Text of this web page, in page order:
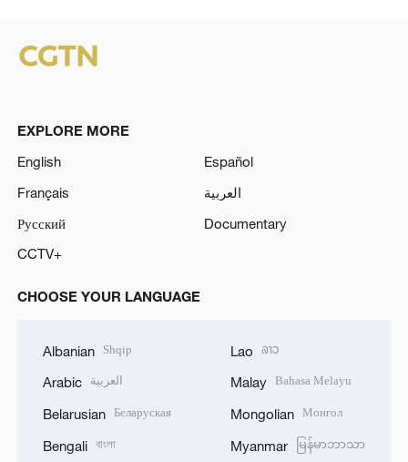
EXPLORE MORE
English
Español
Français
العربية
Русский
Documentary
CCTV+
CHOOSE YOUR LANGUAGE
Albanian Shqip
Arabic العربية
Belarusian Беларуская
Bengali বাংলা
Lao ລາວ
Malay Bahasa Melayu
Mongolian Монгол
Myanmar မြန်မာဘာသာ